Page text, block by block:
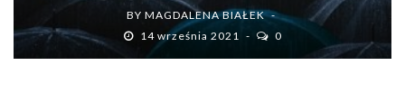
BY MAGDALENA BIAŁEK
14 września 2021
0